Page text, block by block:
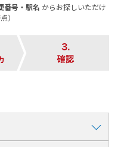
番号・駅名 からお探しいただけ
）